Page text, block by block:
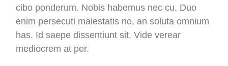
cibo ponderum. Nobis habemus nec cu. Duo
enim persecuti maiestatis no, an soluta omnium
has. Id saepe dissentiunt sit. Vide verear
mediocrem at per.